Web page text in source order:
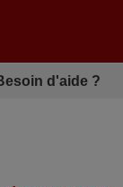
d'aide ?